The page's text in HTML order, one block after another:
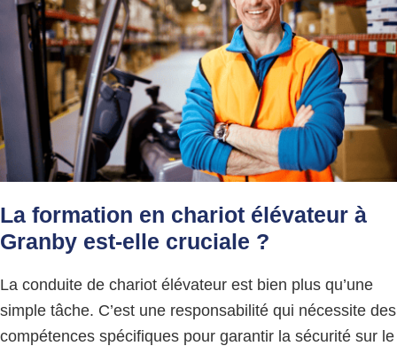
La formation en chariot élévateur à
Granby est-elle cruciale ?
La conduite de chariot élévateur est bien plus qu’une
simple tâche. C’est une responsabilité qui nécessite des
compétences spécifiques pour garantir la sécurité sur le